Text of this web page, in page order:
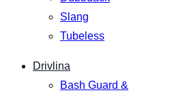
Slang
Tubeless
Drivlina
Bash Guard &